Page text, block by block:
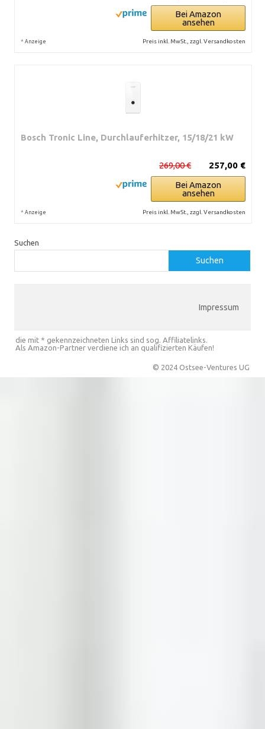
Bei Amazon
ansehen
* Anzeige Preis inkl. MwSt., zzgl. Versandkosten
Bosch Tronic Line, Durchlauferhitzer, 15/18/21 kW
257,00 €
269,00 €
Bei Amazon
ansehen
* Anzeige Preis inkl. MwSt., zzgl. Versandkosten
Suchen
Suchen
Impressum
die mit * gekennzeichneten Links sind sog. Affiliatelinks.
Als Amazon-Partner verdiene ich an qualifizierten Käufen!
© 2024 Ostsee-Ventures UG